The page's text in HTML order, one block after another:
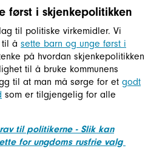
først i skjenkepolitikken
til politiske virkemidler. Vi
å sette barn og unge først i
på hvordan skjenkepolitikken
til å bruke kommunens
til at man må sørge for et godt
som er tilgjengelig for alle
til politikerne - Slik kan
for ungdoms rusfrie valg